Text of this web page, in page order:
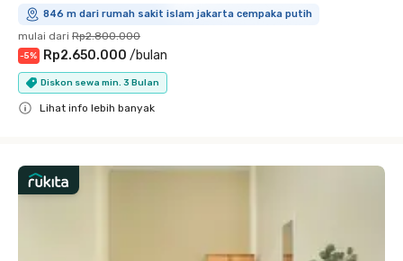
846 m dari rumah sakit islam jakarta cempaka putih
mulai dari Rp2.800.000
-5% Rp2.650.000 /bulan
Diskon sewa min. 3 Bulan
Lihat info lebih banyak